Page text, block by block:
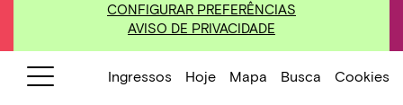
CONFIGURAR PREFERÊNCIAS
AVISO DE PRIVACIDADE
Em 31 de janeiro, ocorre o percurso sonoro
Tape Nhe’eng (Caminho das
Palavras)
— quando Renata Tupinambá
convida as pessoas visitantes a escutar vozes
Ingressos Hoje Mapa Busca Cookies